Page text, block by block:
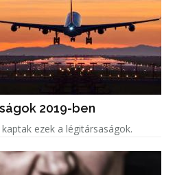
2019-ben
ezek a légitársaságok.